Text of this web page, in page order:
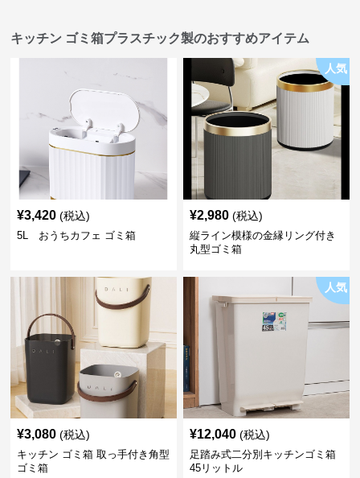
キッチン ゴミ箱プラスチック製のおすすめアイテム
¥3,420 (税込)
5L おうちカフェ ゴミ箱
人気
¥2,980 (税込)
縦ライン模様の金縁リング付き
丸型ゴミ箱
¥3,080 (税込)
キッチン ゴミ箱 取っ手付き角型
ゴミ箱
人気
¥12,040 (税込)
足踏み式二分別キッチンゴミ箱
45リットル